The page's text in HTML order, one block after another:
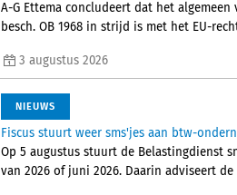
A-G Ettema concludeert dat het
besch. OB 1968 in strijd is met het EU-
3 augustus 2026
NIEUWS
Fiscus stuurt weer sms'jes aan btw-
Op 5 augustus stuurt de Belastingdienst
van 2026 of juni 2026. Daarin adviseert